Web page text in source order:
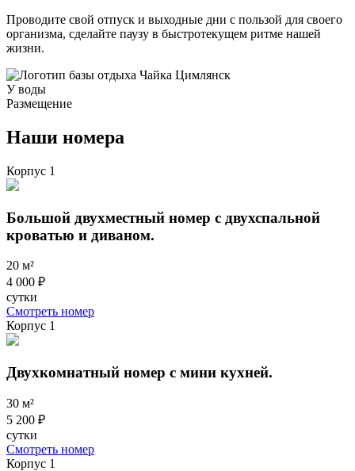
Проводите свой отпуск и выходные дни с пользой для своего
организма, сделайте паузу в быстротекущем ритме нашей
жизни.
У воды
Размещение
Наши номера
Корпус 1
Большой двухместный номер с двухспальной
кроватью и диваном.
20 м²
4 000 ₽
сутки
Смотреть номер
Корпус 1
Двухкомнатный номер с мини кухней.
30 м²
5 200 ₽
сутки
Смотреть номер
Корпус 1